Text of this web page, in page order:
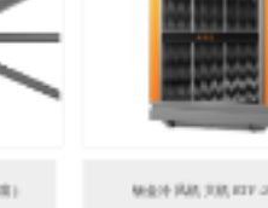
钣金冷风机大机RTF-